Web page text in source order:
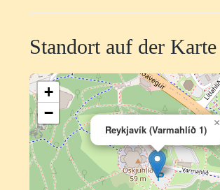
Standort auf der Karte
Reykjavík (Varmahlíð 1)
×
+
−